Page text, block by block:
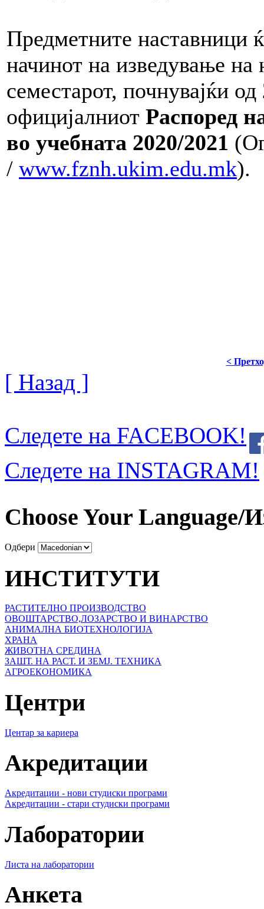
Предметните наставници
начинот на изведување на
семестарот, почнувајќи од
официјалниот Распоред
во учебната 2020/2021
/ www.fznh.ukim.edu.mk).
<
[ Назад ]
Следете на FACEBOOK!
Следете на INSTAGRAM!
Choose Your Language/
Одбери
ИНСТИТУТИ
РАСТИТЕЛНО ПРОИЗВОДСТВО
ОВОШТАРСТВО,ЛОЗАРСТВО И ВИНАРСТВО
АНИМАЛНА БИОТЕХНОЛОГИЈА
ХРАНА
ЖИВОТНА СРЕДИНА
ЗАШТ. НА РАСТ. И ЗЕМЈ. ТЕХНИКА
АГРОЕКОНОМИКА
Центри
Центар за кариера
Акредитации
Акредитации - нови студиски програми
Акредитации - стари студиски програми
Лаборатории
Листа на лаборатории
Анкета